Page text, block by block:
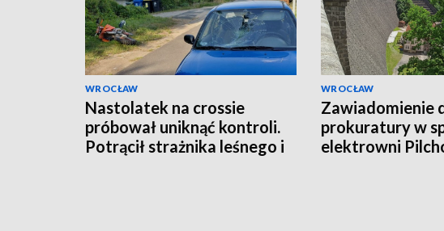
WROCŁAW
Nastolatek na crossie
próbował uniknąć kontroli.
Potrącił strażnika leśnego i
WROCŁAW
Zawiadomienie
prokuratury w
elektrowni